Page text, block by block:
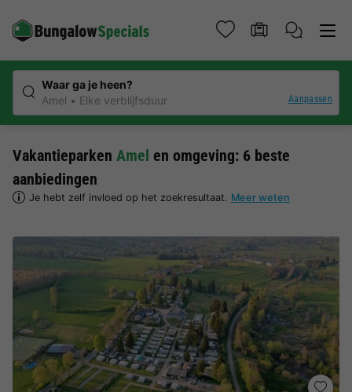
Waar ga je heen?
Amel
Elke verblijfsduur Aanpassen
Vakantieparken Amel en omgeving: 6 beste
aanbiedingen
Je hebt zelf invloed op het zoekresultaat. Meer weten